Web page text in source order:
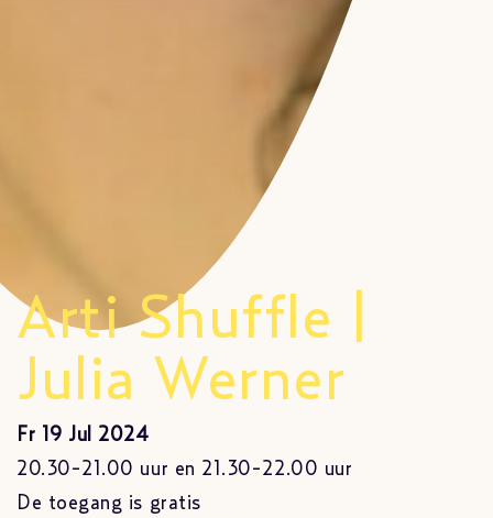
Arti Shuffle |
Julia Werner
Fr 19 Jul 2024
20.30-21.00 uur en 21.30-22.00 uur
De toegang is gratis